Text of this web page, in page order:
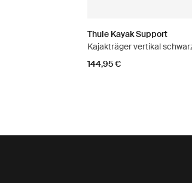
Thule Kayak Support
Kajakträger vertikal
144,95 €